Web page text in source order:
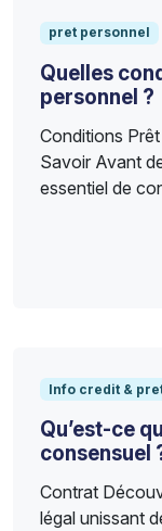
pret personnel
Quelles
personnel ?
Conditions
Savoir Avant
essentiel de
Info credit &
Qu’est-ce
consensuel
Contrat
légal unissant